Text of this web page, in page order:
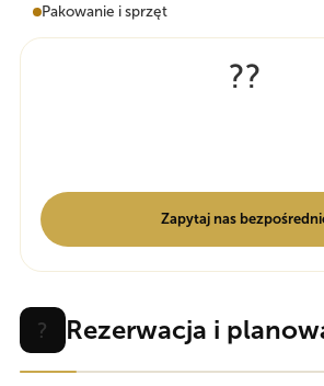
Pakowanie i sprzęt
??
Zapytaj nas
? Rezerwacja i